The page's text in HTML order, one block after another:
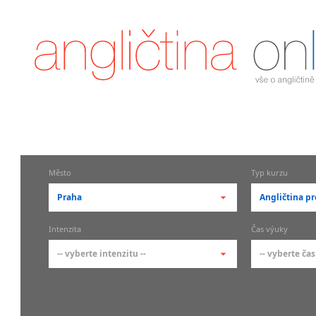
Město
Praha
-- vyberte město --
pražské městské části
Typ kurzu
Angličtina
-- vyberte
Intenzita
-- vyberte intenzitu --
Čas výuky
-- vyberte